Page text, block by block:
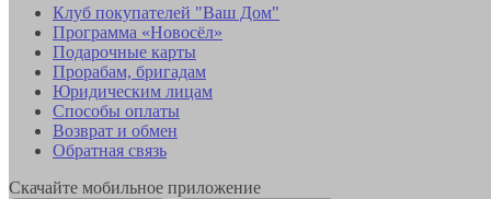
Клуб покупателей "Ваш Дом"
Программа «Новосёл»
Подарочные карты
Прорабам, бригадам
Юридическим лицам
Способы оплаты
Возврат и обмен
Обратная связь
Скачайте мобильное приложение